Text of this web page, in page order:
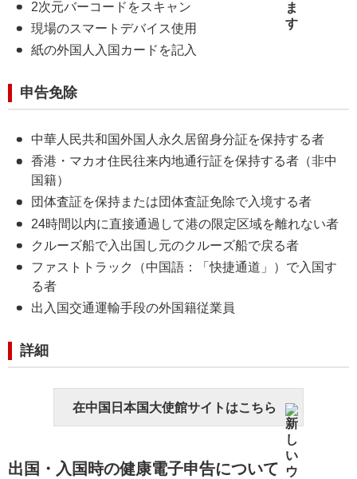
2次元バーコードをスキャン
現場のスマートデバイス使用
紙の外国人入国カードを記入
申告免除
中華人民共和国外国人永久居留身分証を保持する者
香港・マカオ住民往来内地通行証を保持する者（非中
国籍）
団体査証を保持または団体査証免除で入境する者
24時間以内に直接通過して港の限定区域を離れない者
クルーズ船で入出国し元のクルーズ船で戻る者
ファストトラック（中国語：「快捷通道」）で入国す
る者
出入国交通運輸手段の外国籍従業員
詳細
在中国日本国大使館サイトはこちら
出国・入国時の健康電子申告について